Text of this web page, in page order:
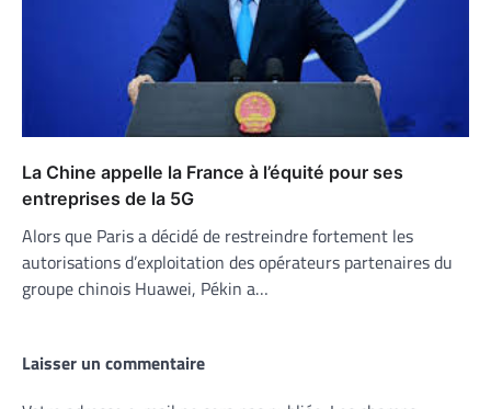
La Chine appelle la France à l’équité pour ses
entreprises de la 5G
Alors que Paris a décidé de restreindre fortement les
autorisations d’exploitation des opérateurs partenaires du
groupe chinois Huawei, Pékin a…
Laisser un commentaire